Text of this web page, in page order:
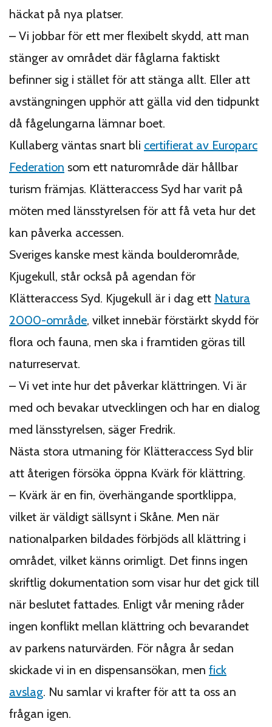
häckat på nya platser.
– Vi jobbar för ett mer flexibelt skydd, att man
stänger av området där fåglarna faktiskt
befinner sig i stället för att stänga allt. Eller att
avstängningen upphör att gälla vid den tidpunkt
då fågelungarna lämnar boet.
Kullaberg väntas snart bli certifierat av Europarc
Federation som ett naturområde där hållbar
turism främjas. Klätteraccess Syd har varit på
möten med länsstyrelsen för att få veta hur det
kan påverka accessen.
Sveriges kanske mest kända boulderområde,
Kjugekull, står också på agendan för
Klätteraccess Syd. Kjugekull är i dag ett Natura
2000-område, vilket innebär förstärkt skydd för
flora och fauna, men ska i framtiden göras till
naturreservat.
– Vi vet inte hur det påverkar klättringen. Vi är
med och bevakar utvecklingen och har en dialog
med länsstyrelsen, säger Fredrik.
Nästa stora utmaning för Klätteraccess Syd blir
att återigen försöka öppna Kvärk för klättring.
– Kvärk är en fin, överhängande sportklippa,
vilket är väldigt sällsynt i Skåne. Men när
nationalparken bildades förbjöds all klättring i
området, vilket känns orimligt. Det finns ingen
skriftlig dokumentation som visar hur det gick till
när beslutet fattades. Enligt vår mening råder
ingen konflikt mellan klättring och bevarandet
av parkens naturvärden. För några år sedan
skickade vi in en dispensansökan, men fick
avslag. Nu samlar vi krafter för att ta oss an
frågan igen.